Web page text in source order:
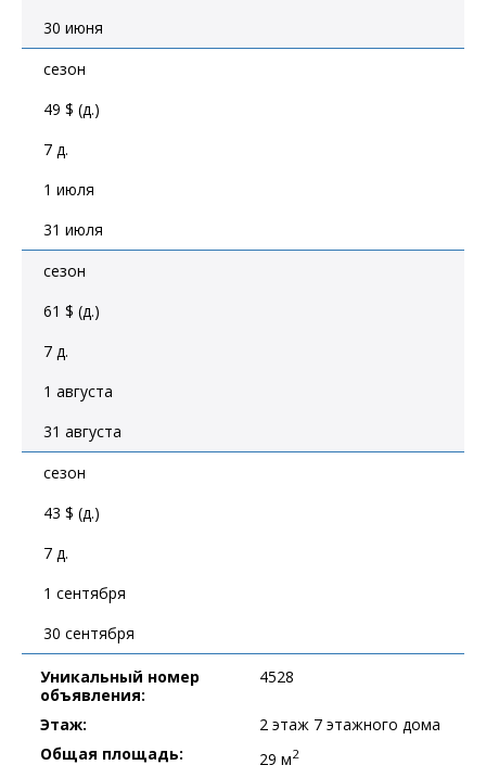
30 июня
сезон
49 $ (д.)
7 д.
1 июля
31 июля
сезон
61 $ (д.)
7 д.
1 августа
31 августа
сезон
43 $ (д.)
7 д.
1 сентября
30 сентября
Уникальный номер
объявления:
4528
Этаж:
2 этаж 7 этажного дома
Общая площадь:
29 м2